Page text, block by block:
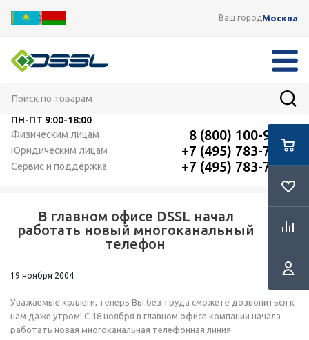
Ваш городМосква
ПН-ПТ 9:00-18:00
Физическим лицам
8 (800) 100-91-12
Юридическим лицам +7 (495) 783-72-87
Сервис и поддержка +7 (495) 783-72-87
В главном офисе DSSL начал
работать новый многоканальный
телефон
RSS
19 ноября 2004
Уважаемые коллеги, теперь Вы без труда сможете дозвониться к
нам даже утром! С 18 ноября в главном офисе компании начала
работать новая многоканальная телефонная линия.